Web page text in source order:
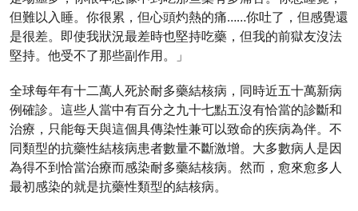
但難以入睡。你很累，但心頭灼熱的痛……你吐了，但感覺還
是很差。即使我狀況最差時也堅持吃藥，但我的前獄友沒法
堅持。他受不了那些副作用。」
全球每年有十二萬人死於耐多藥結核病，同時近五十萬新病
例確診。這些人當中有百分之九十七點五沒有恰當的診斷和
治療，只能每天與這個具傳染性兼可以致命的疾病為伴。不
同類型的抗藥性結核病患者數量不斷激增。大多數病人是因
為得不到恰當治療而感染耐多藥結核病。然而，愈來愈多人
最初感染的就是抗藥性類型的結核病。